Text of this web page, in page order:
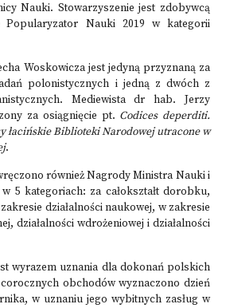
Nauki. Stowarzyszenie jest zdobywcą
Nauki 2019 w kategorii
Woskowicza jest jedyną przyznaną za
polonistycznych i jedną z dwóch z
Mediewista dr hab. Jerzy
za osiągnięcie pt. Codices deperditi.
łacińskie Biblioteki Narodowej utracone w
.
również Nagrody Ministra Nauki i
5 kategoriach: za całokształt dorobku,
działalności naukowej, w zakresie
działalności wdrożeniowej i działalności
wyrazem uznania dla dokonań polskich
obchodów wyznaczono dzień
w uznaniu jego wybitnych zasług w